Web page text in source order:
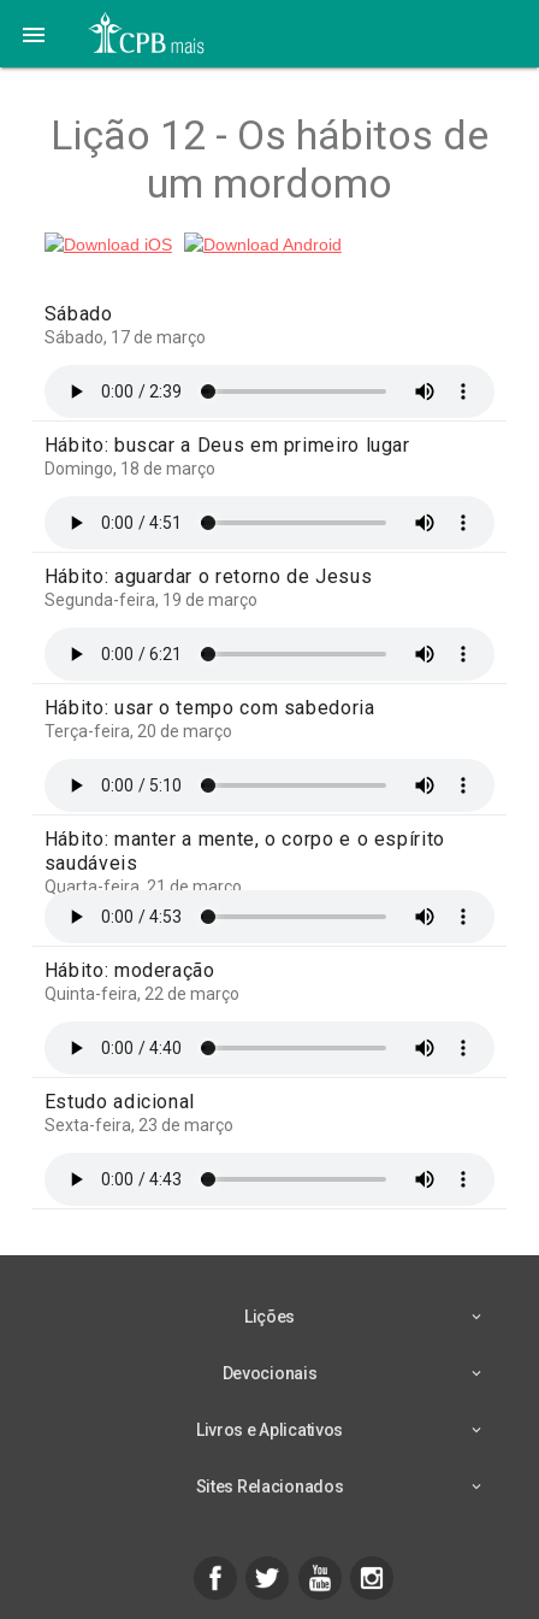

Lição 12 - Os hábitos de
um mordomo
Sábado
Sábado, 17 de março
Hábito: buscar a Deus em primeiro lugar
Domingo, 18 de março
Hábito: aguardar o retorno de Jesus
Segunda-feira, 19 de março
Hábito: usar o tempo com sabedoria
Terça-feira, 20 de março
Hábito: manter a mente, o corpo e o espírito
saudáveis
Quarta-feira, 21 de março
Hábito: moderação
Quinta-feira, 22 de março
Estudo adicional
Sexta-feira, 23 de março
Lições
Devocionais
Livros e Aplicativos
Sites Relacionados